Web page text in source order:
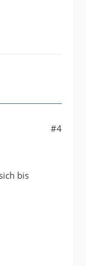
#4
bis